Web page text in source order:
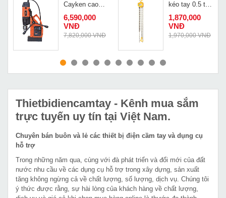
MUA NGAY
Cayken cao
cấp SCY-
1600E
6,590,000
VNĐ
7,820,000 VNĐ
MUA NGAY
kéo tay 0.5 tấn
Deasan DSN
0.5
1,870,000
VNĐ
1,970,000 VNĐ
Thietbidiencamtay - Kênh mua sắm
trực tuyến uy tín tại Việt Nam.
Chuyên bán buôn và lẻ các thiết bị điện cầm tay và dụng cụ
hỗ trợ
Trong những năm qua, cùng với đà phát triển và đổi mới của đất
nước nhu cầu về các dụng cụ hỗ trợ trong xây dựng, sản xuất
tăng không ngừng cả về chất lượng, số lượng, dịch vụ. Chúng tôi
ý thức được rằng, sự hài lòng của khách hàng về chất lượng,